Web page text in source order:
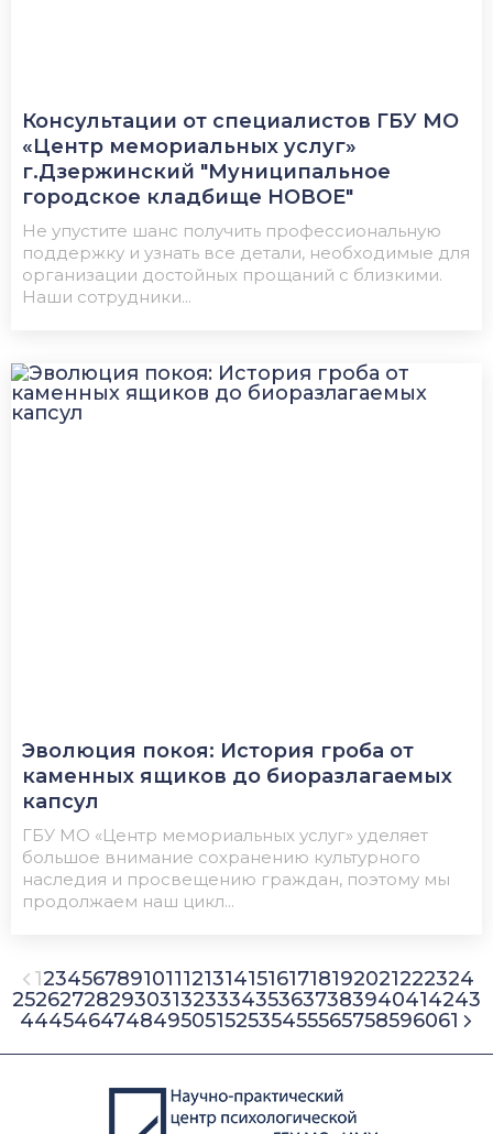
Консультации от специалистов ГБУ МО
«Центр мемориальных услуг»
г.Дзержинский "Муниципальное
городское кладбище НОВОЕ"
Не упустите шанс получить профессиональную
поддержку и узнать все детали, необходимые для
организации достойных прощаний с близкими.
Наши сотрудники...
Эволюция покоя: История гроба от
каменных ящиков до биоразлагаемых
капсул
ГБУ МО «Центр мемориальных услуг» уделяет
большое внимание сохранению культурного
наследия и просвещению граждан, поэтому мы
продолжаем наш цикл...
123456789101112131415161718192021222324
25262728293031323334353637383940414243
444546474849505152535455565758596061